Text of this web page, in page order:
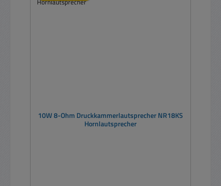
10W 8-Ohm Druckkammerlautsprecher NR18KS
Hornlautsprecher